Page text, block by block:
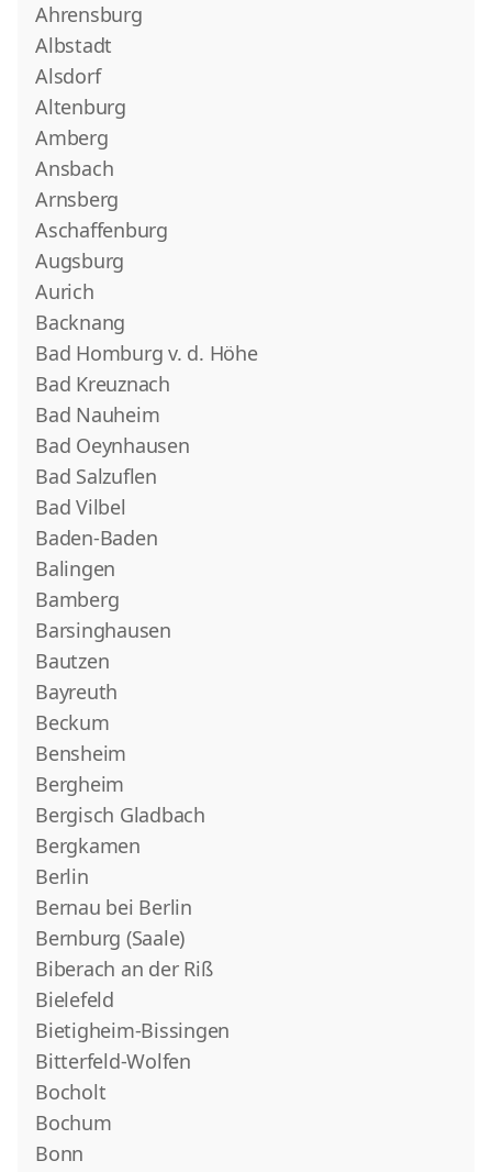
Ahrensburg
Albstadt
Alsdorf
Altenburg
Amberg
Ansbach
Arnsberg
Aschaffenburg
Augsburg
Aurich
Backnang
Bad Homburg v. d. Höhe
Bad Kreuznach
Bad Nauheim
Bad Oeynhausen
Bad Salzuflen
Bad Vilbel
Baden-Baden
Balingen
Bamberg
Barsinghausen
Bautzen
Bayreuth
Beckum
Bensheim
Bergheim
Bergisch Gladbach
Bergkamen
Berlin
Bernau bei Berlin
Bernburg (Saale)
Biberach an der Riß
Bielefeld
Bietigheim-Bissingen
Bitterfeld-Wolfen
Bocholt
Bochum
Bonn